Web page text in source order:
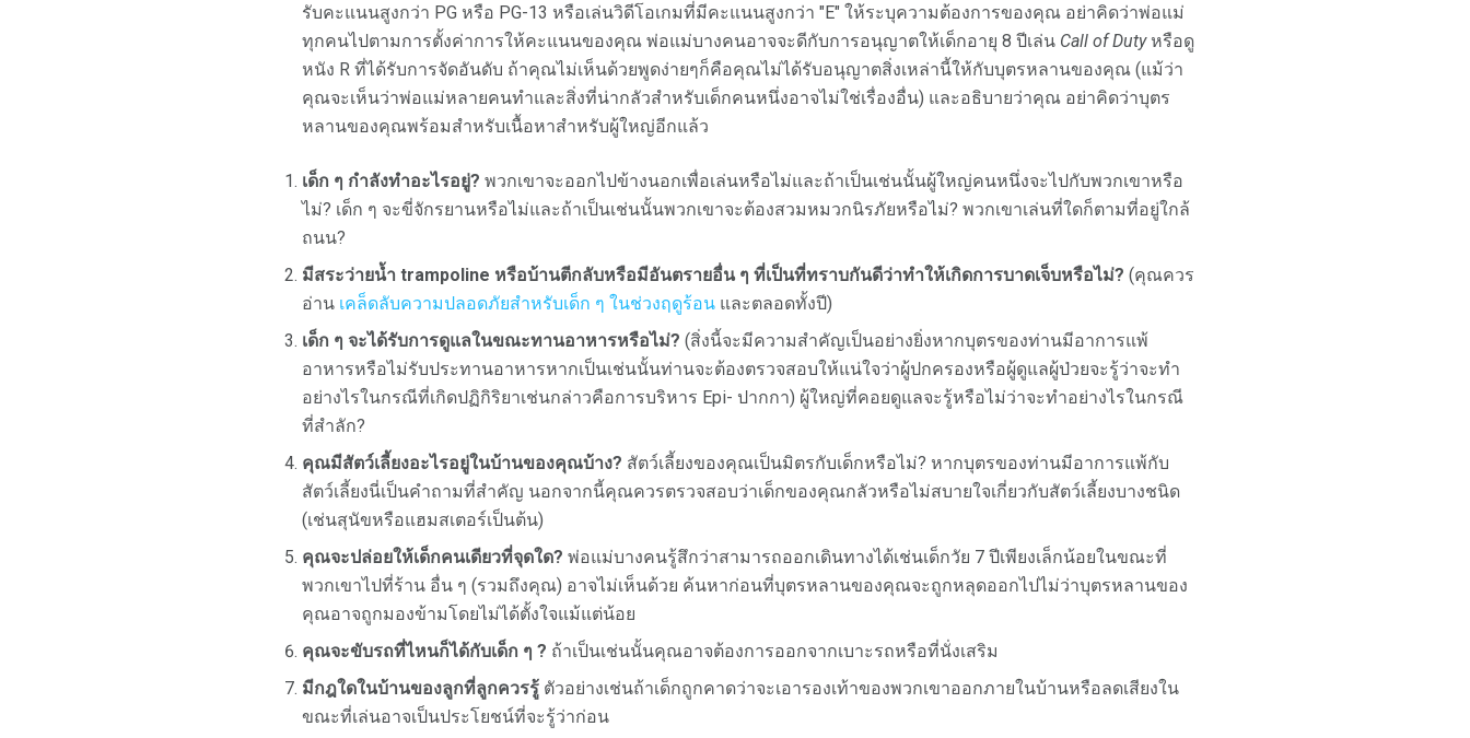
รับคะแนนสูงกว่า PG หรือ PG-13 หรือเล่นวิดีโอเกมที่มีคะแนนสูงกว่า "E" ให้ระบุความต้องการของคุณ อย่าคิดว่าพ่อแม่
ทุกคนไปตามการตั้งค่าการให้คะแนนของคุณ พ่อแม่บางคนอาจจะดีกับการอนุญาตให้เด็กอายุ 8 ปีเล่น Call of Dutyหรือดู
หนัง R ที่ได้รับการจัดอันดับ ถ้าคุณไม่เห็นด้วยพูดง่ายๆก็คือคุณไม่ได้รับอนุญาตสิ่งเหล่านี้ให้กับบุตรหลานของคุณ (แม้ว่า
คุณจะเห็นว่าพ่อแม่หลายคนทำและสิ่งที่น่ากลัวสำหรับเด็กคนหนึ่งอาจไม่ใช่เรื่องอื่น) และอธิบายว่าคุณ อย่าคิดว่าบุตร
หลานของคุณพร้อมสำหรับเนื้อหาสำหรับผู้ใหญ่อีกแล้ว
เด็ก ๆ กำลังทำอะไรอยู่? พวกเขาจะออกไปข้างนอกเพื่อเล่นหรือไม่และถ้าเป็นเช่นนั้นผู้ใหญ่คนหนึ่งจะไปกับพวกเขาหรือ
ไม่? เด็ก ๆ จะขี่จักรยานหรือไม่และถ้าเป็นเช่นนั้นพวกเขาจะต้องสวมหมวกนิรภัยหรือไม่? พวกเขาเล่นที่ใดก็ตามที่อยู่ใกล้
ถนน?
มีสระว่ายน้ำ trampoline หรือบ้านตีกลับหรือมีอันตรายอื่น ๆ ที่เป็นที่ทราบกันดีว่าทำให้เกิดการบาดเจ็บหรือไม่? (คุณควร
อ่าน เคล็ดลับความปลอดภัยสำหรับเด็ก ๆ ในช่วงฤดูร้อน และตลอดทั้งปี)
เด็ก ๆ จะได้รับการดูแลในขณะทานอาหารหรือไม่? (สิ่งนี้จะมีความสำคัญเป็นอย่างยิ่งหากบุตรของท่านมีอาการแพ้
อาหารหรือไม่รับประทานอาหารหากเป็นเช่นนั้นท่านจะต้องตรวจสอบให้แน่ใจว่าผู้ปกครองหรือผู้ดูแลผู้ป่วยจะรู้ว่าจะทำ
อย่างไรในกรณีที่เกิดปฏิกิริยาเช่นกล่าวคือการบริหาร Epi- ปากกา) ผู้ใหญ่ที่คอยดูแลจะรู้หรือไม่ว่าจะทำอย่างไรในกรณี
ที่สำลัก?
คุณมีสัตว์เลี้ยงอะไรอยู่ในบ้านของคุณบ้าง? สัตว์เลี้ยงของคุณเป็นมิตรกับเด็กหรือไม่? หากบุตรของท่านมีอาการแพ้กับ
สัตว์เลี้ยงนี่เป็นคำถามที่สำคัญ นอกจากนี้คุณควรตรวจสอบว่าเด็กของคุณกลัวหรือไม่สบายใจเกี่ยวกับสัตว์เลี้ยงบางชนิด
(เช่นสุนัขหรือแฮมสเตอร์เป็นต้น)
คุณจะปล่อยให้เด็กคนเดียวที่จุดใด? พ่อแม่บางคนรู้สึกว่าสามารถออกเดินทางได้เช่นเด็กวัย 7 ปีเพียงเล็กน้อยในขณะที่
พวกเขาไปที่ร้าน อื่น ๆ (รวมถึงคุณ) อาจไม่เห็นด้วย ค้นหาก่อนที่บุตรหลานของคุณจะถูกหลุดออกไปไม่ว่าบุตรหลานของ
คุณอาจถูกมองข้ามโดยไม่ได้ตั้งใจแม้แต่น้อย
คุณจะขับรถที่ไหนก็ได้กับเด็ก ๆ ? ถ้าเป็นเช่นนั้นคุณอาจต้องการออกจากเบาะรถหรือที่นั่งเสริม
มีกฎใดในบ้านของลูกที่ลูกควรรู้ ตัวอย่างเช่นถ้าเด็กถูกคาดว่าจะเอารองเท้าของพวกเขาออกภายในบ้านหรือลดเสียงใน
ขณะที่เล่นอาจเป็นประโยชน์ที่จะรู้ว่าก่อน